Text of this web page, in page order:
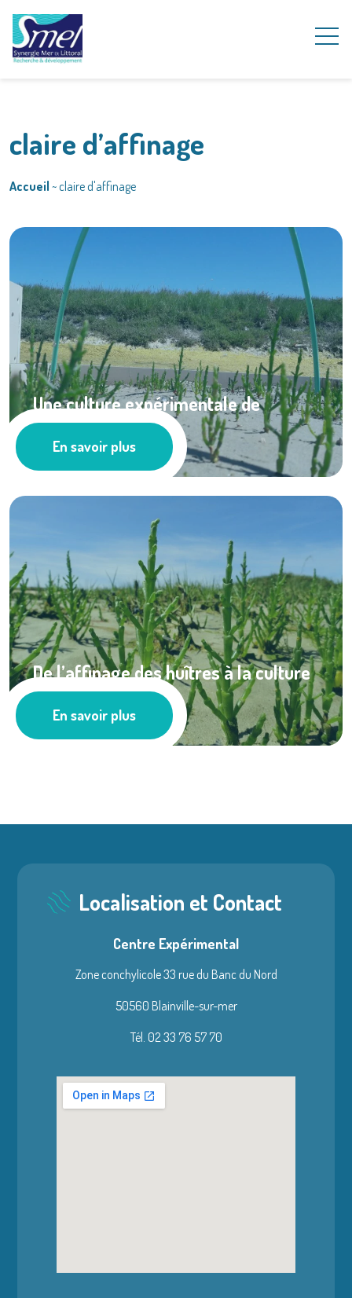
claire d’affinage
Accueil ~claire d'affinage
Une culture expérimentale de
salicornes ...
Cultures marines
En savoir plus
De l’affinage des huîtres à la culture
de ...
Milieu Marin
En savoir plus
Localisation et Contact
Centre Expérimental
Zone conchylicole 33 rue du Banc du Nord
50560 Blainville-sur-mer
Tél. 02 33 76 57 70